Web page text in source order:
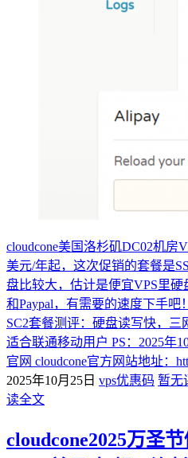
cloudcone美国洛杉矶DC02机房
美元/年起，这次促销的套餐是
盘比较大，估计是便宜VPS里
和Paypal，有需要的速度下手吧
SC2套餐测评：硬盘读写快，
适合联通移动用户 PS：2025年
官网 cloudcone官方网站地址：
2025年10月25日 vps优惠码 暂无
读全文
cloudcone2025万圣节